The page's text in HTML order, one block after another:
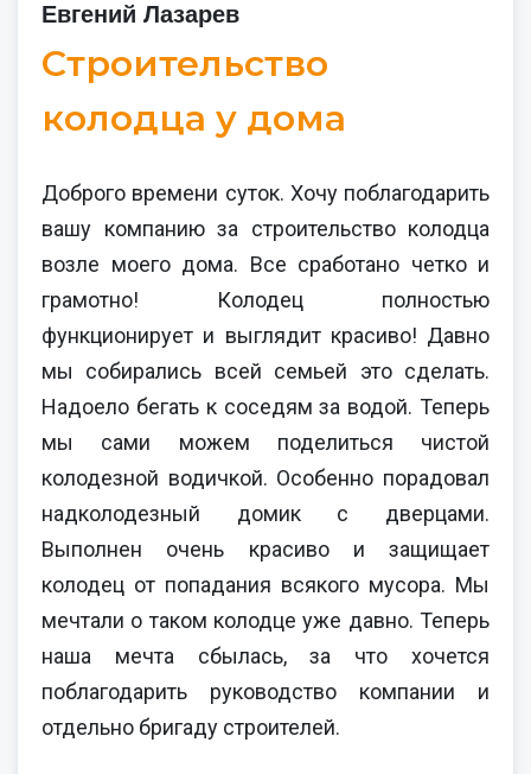
Евгений Лазарев
Строительство
колодца у дома
Доброго времени суток. Хочу поблагодарить
вашу компанию за строительство колодца
возле моего дома. Все сработано четко и
грамотно! Колодец полностью
функционирует и выглядит красиво! Давно
мы собирались всей семьей это сделать.
Надоело бегать к соседям за водой. Теперь
мы сами можем поделиться чистой
колодезной водичкой. Особенно порадовал
надколодезный домик с дверцами.
Выполнен очень красиво и защищает
колодец от попадания всякого мусора. Мы
мечтали о таком колодце уже давно. Теперь
наша мечта сбылась, за что хочется
поблагодарить руководство компании и
отдельно бригаду строителей.